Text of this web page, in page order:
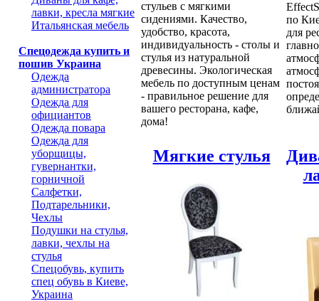
лавки, кресла мягкие
Итальянская мебель
Спецодежда купить и
пошив Украина
Одежда
администратора
Одежда для
официантов
Одежда повара
Одежда для
уборщицы,
гувернантки,
горничной
Салфетки,
Подтарельники,
Чехлы
Подушки на стулья,
лавки, чехлы на
стулья
Спецобувь, купить
спец обувь в Киеве,
Украина
стульев с мягкими
сидениями. Качество,
удобство, красота,
индивидуальность - столы и
стулья из натуральной
древесины. Экологическая
мебель по доступным ценам
- правильное решение для
вашего ресторана, кафе,
дома!
по
для
Мягкие стулья